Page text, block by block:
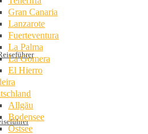
Gran Canaria
Lanzarote
Fuerteventura
La Palma
La Gomera
El Hierro
Allgäu
Bodensee
Ostsee